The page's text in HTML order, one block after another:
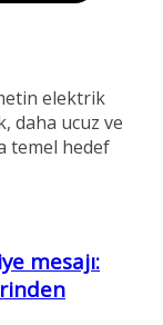
elektrik
daha ucuz ve
temel hedef
mesajı: